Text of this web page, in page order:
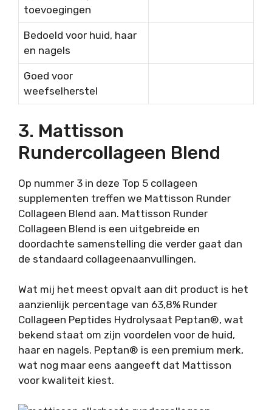
toevoegingen
Bedoeld voor huid, haar
en nagels
Goed voor
weefselherstel
3. Mattisson
Rundercollageen Blend
Op nummer 3 in deze Top 5 collageen
supplementen treffen we Mattisson Runder
Collageen Blend aan. Mattisson Runder
Collageen Blend is een uitgebreide en
doordachte samenstelling die verder gaat dan
de standaard collageenaanvullingen.
Wat mij het meest opvalt aan dit product is het
aanzienlijk percentage van 63,8% Runder
Collageen Peptides Hydrolysaat Peptan®, wat
bekend staat om zijn voordelen voor de huid,
haar en nagels. Peptan® is een premium merk,
wat nog maar eens aangeeft dat Mattisson
voor kwaliteit kiest.